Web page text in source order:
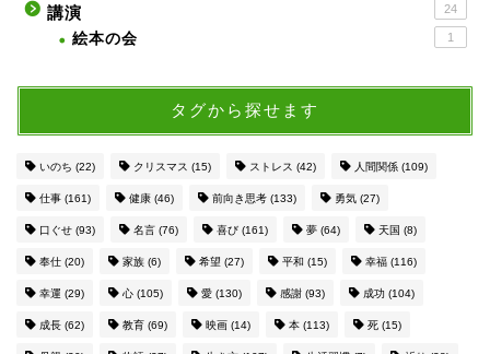
講演 24
絵本の会 1
タグから探せます
いのち (22) クリスマス (15) ストレス (42) 人間関係 (109)
仕事 (161) 健康 (46) 前向き思考 (133) 勇気 (27)
口ぐせ (93) 名言 (76) 喜び (161) 夢 (64) 天国 (8)
奉仕 (20) 家族 (6) 希望 (27) 平和 (15) 幸福 (116)
幸運 (29) 心 (105) 愛 (130) 感謝 (93) 成功 (104)
成長 (62) 教育 (69) 映画 (14) 本 (113) 死 (15)